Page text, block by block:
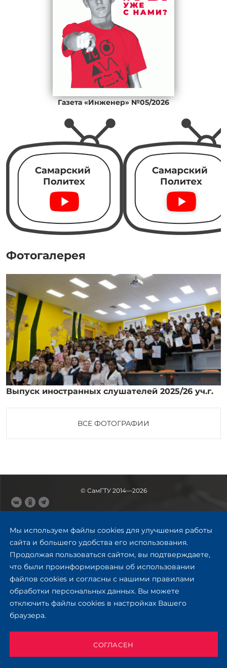
Газета «Инженер» №05/2026
Фотогалерея
Выпуск иностранных слушателей 2025/26 уч.г.
ВСЕ ФОТОГРАФИИ
Мы используем файлы cookies для улучшения работы
сайта и большего удобства его использования.
Продолжая пользоваться сайтом, вы подтверждаете,
что были проинформированы об использовании
файлов cookies и согласны с нашими правилами
обработки персональных данных. Вы можете
отключить файлы cookies в настройках Вашего
браузера.
СОГЛАСЕН
© СамГТУ 2014—2026
443100, Самара
Ул. Молодогвардейская, 244,
главный корпус
8 (846) 278-43-11
rector@samgtu.ru
Обратная связь
Приемная комиссия
Приёмная комиссия
Заочное обучение
+ 7 (846) 279-03-58